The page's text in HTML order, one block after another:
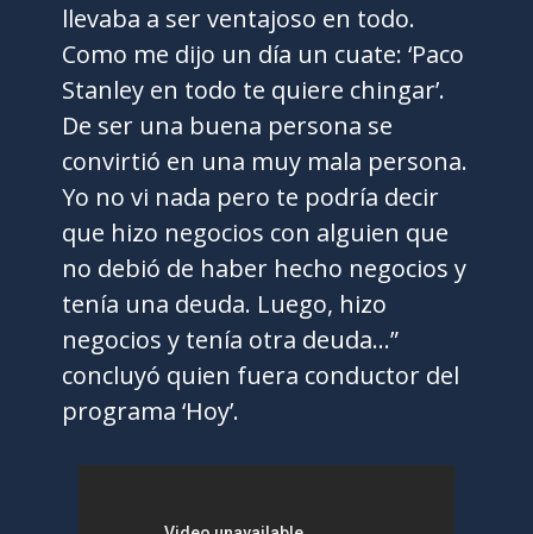
llevaba a ser ventajoso en todo.
Como me dijo un día un cuate: ‘Paco
Stanley en todo te quiere chingar’.
De ser una buena persona se
convirtió en una muy mala persona.
Yo no vi nada pero te podría decir
que hizo negocios con alguien que
no debió de haber hecho negocios y
tenía una deuda. Luego, hizo
negocios y tenía otra deuda…”
concluyó quien fuera conductor del
programa ‘Hoy’.